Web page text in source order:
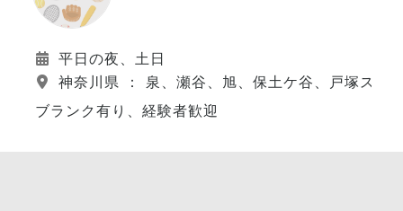
平日の夜、土日
神奈川県 ： 泉、瀬谷、旭、保土ケ谷、戸塚スポ
ブランク有り、経験者歓迎